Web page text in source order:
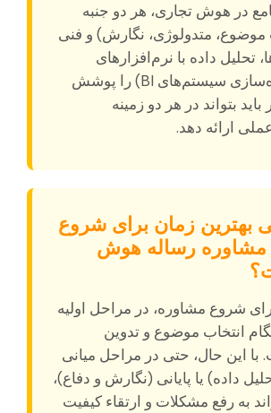
در هوش تجاری، هر دو جنبه
موضوع، متدولوژی، نگارش) و فنی
تحلیل داده با نرم‌افزارهای
تخصصی، پیاده‌سازی سیستم‌های BI) را پوشش
بتواند در هر دو زمینه
ارائه دهد.
بهترین زمان برای شروع
مشاوره رساله هوش
شروع مشاوره، در مراحل اولیه
انتخاب موضوع و تدوین
با این حال، حتی در مراحل میانی
داده) یا پایانی (نگارش و دفاع)،
به رفع مشکلات و ارتقاء کیفیت